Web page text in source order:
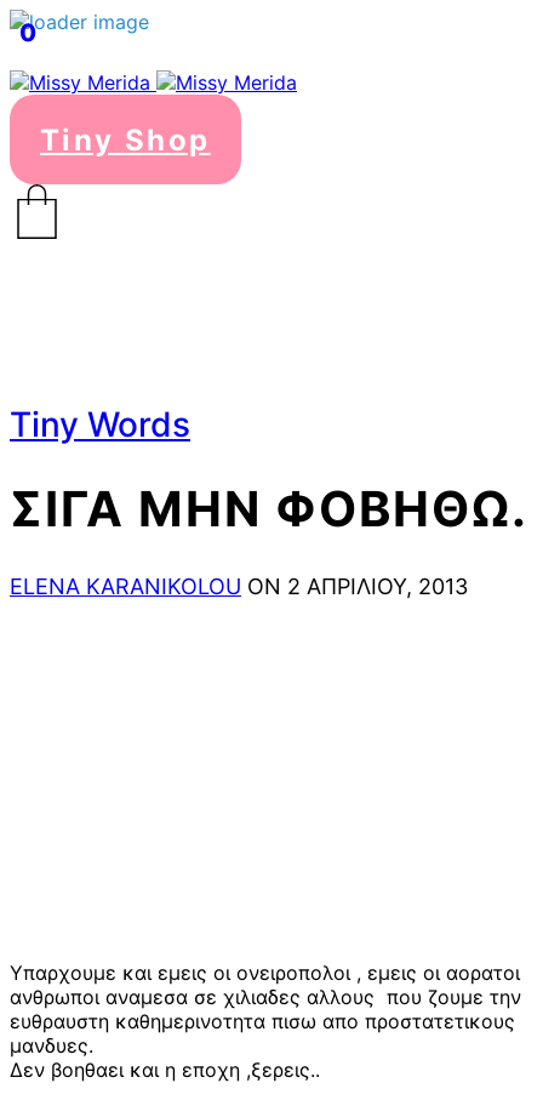
Tiny Shop
0
Tiny Words
ΣΙΓΑ ΜΗΝ ΦΟΒΗΘΩ.
ELENA KARANIKOLOU ON 2 ΑΠΡΙΛΊΟΥ, 2013
Υπαρχουμε και εμεις οι oνειροπολοι , εμεις οι αορατοι
ανθρωποι αναμεσα σε χιλιαδες αλλους που ζουμε την
ευθραυστη καθημερινοτητα πισω απο προστατετικους
μανδυες.
Δεν βοηθαει και η εποχη ,ξερεις..